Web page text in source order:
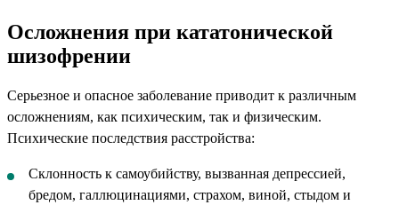
Осложнения при кататонической
шизофрении
Серьезное и опасное заболевание приводит к различным
осложнениям, как психическим, так и физическим.
Психические последствия расстройства:
Склонность к самоубийству, вызванная депрессией,
бредом, галлюцинациями, страхом, виной, стыдом и